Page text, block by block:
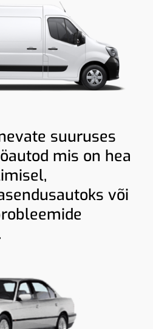
suuruses
mis on hea
või